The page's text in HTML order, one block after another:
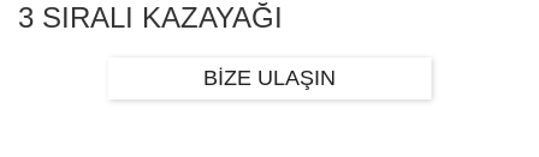
3 SIRALI KAZAYAĞI
BİZE ULAŞIN